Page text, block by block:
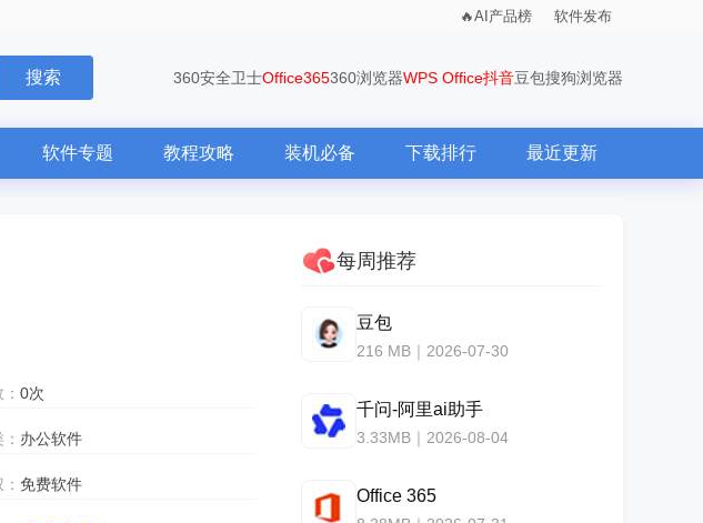
AI产品榜 软件发布
搜索 360安全卫士Office365360浏览器WPS Office抖音豆包搜狗浏览器
软件专题 教程攻略 装机必备 下载排行 最近更新
0次
办公软件
免费软件
每周推荐
豆包
216 MB｜2026-07-30
千问-阿里ai助手
3.33MB｜2026-08-04
Office 365